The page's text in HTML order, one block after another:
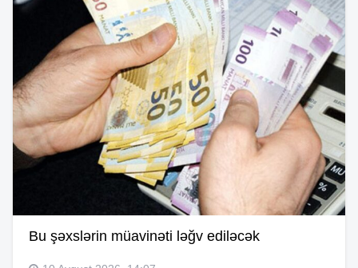
Bu şəxslərin müavinəti ləğv ediləcək